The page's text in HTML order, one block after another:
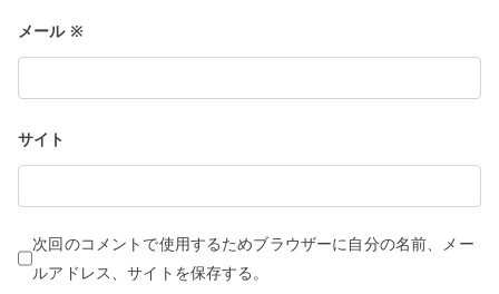
メール ※
サイト
次回のコメントで使用するためブラウザーに自分の名前、メー
ルアドレス、サイトを保存する。